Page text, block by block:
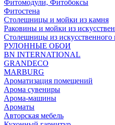
Фитомодули, Фитобоксы
Фитостена
Столешницы и мойки из камня
Раковины и мойки из
Столешницы из искусственного
РУЛОННЫЕ ОБОИ
BN INTERNATIONAL
GRANDECO
MARBURG
Ароматизация помещений
Арома сувениры
Арома-машины
Ароматы
Авторская мебель